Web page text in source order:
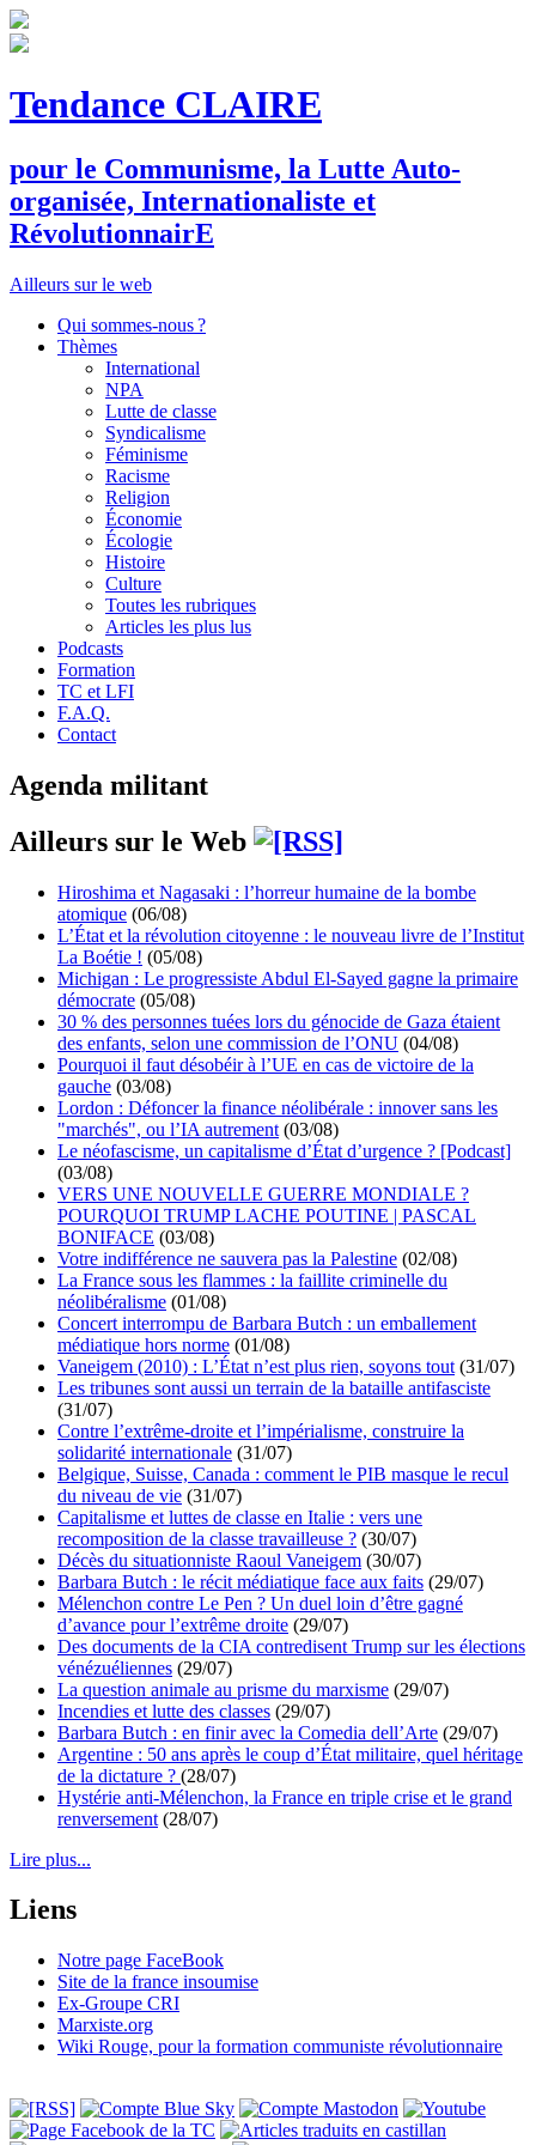
Tendance CLAIRE
pour le Communisme, la Lutte Auto-
organisée, Internationaliste et
RévolutionnairE
Ailleurs sur le web
Qui sommes-nous ?
Thèmes
International
NPA
Lutte de classe
Syndicalisme
Féminisme
Racisme
Religion
Économie
Écologie
Histoire
Culture
Toutes les rubriques
Articles les plus lus
Podcasts
Formation
TC et LFI
F.A.Q.
Contact
Agenda militant
Ailleurs sur le Web
Hiroshima et Nagasaki : l’horreur humaine de la bombe
atomique (06/08)
L’État et la révolution citoyenne : le nouveau livre de l’Institut
La Boétie ! (05/08)
Michigan : Le progressiste Abdul El-Sayed gagne la primaire
démocrate (05/08)
30 % des personnes tuées lors du génocide de Gaza étaient
des enfants, selon une commission de l’ONU (04/08)
Pourquoi il faut désobéir à l’UE en cas de victoire de la
gauche (03/08)
Lordon : Défoncer la finance néolibérale : innover sans les
"marchés", ou l’IA autrement (03/08)
Le néofascisme, un capitalisme d’État d’urgence ? [Podcast]
(03/08)
VERS UNE NOUVELLE GUERRE MONDIALE ?
POURQUOI TRUMP LACHE POUTINE | PASCAL
BONIFACE (03/08)
Votre indifférence ne sauvera pas la Palestine (02/08)
La France sous les flammes : la faillite criminelle du
néolibéralisme (01/08)
Concert interrompu de Barbara Butch : un emballement
médiatique hors norme (01/08)
Vaneigem (2010) : L’État n’est plus rien, soyons tout (31/07)
Les tribunes sont aussi un terrain de la bataille antifasciste
(31/07)
Contre l’extrême-droite et l’impérialisme, construire la
solidarité internationale (31/07)
Belgique, Suisse, Canada : comment le PIB masque le recul
du niveau de vie (31/07)
Capitalisme et luttes de classe en Italie : vers une
recomposition de la classe travailleuse ? (30/07)
Décès du situationniste Raoul Vaneigem (30/07)
Barbara Butch : le récit médiatique face aux faits (29/07)
Mélenchon contre Le Pen ? Un duel loin d’être gagné
d’avance pour l’extrême droite (29/07)
Des documents de la CIA contredisent Trump sur les élections
vénézuéliennes (29/07)
La question animale au prisme du marxisme (29/07)
Incendies et lutte des classes (29/07)
Barbara Butch : en finir avec la Comedia dell’Arte (29/07)
Argentine : 50 ans après le coup d’État militaire, quel héritage
de la dictature ? (28/07)
Hystérie anti-Mélenchon, la France en triple crise et le grand
renversement (28/07)
Lire plus...
Liens
Notre page FaceBook
Site de la france insoumise
Ex-Groupe CRI
Marxiste.org
Wiki Rouge, pour la formation communiste révolutionnaire